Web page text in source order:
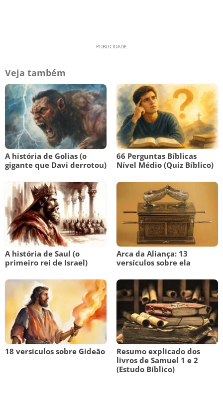
Veja também
A história de Golias (o
gigante que Davi derrotou)
66 Perguntas Bíblicas
Nível Médio (Quiz Bíblico)
A história de Saul (o
primeiro rei de Israel)
Arca da Aliança: 13
versículos sobre ela
18 versículos sobre Gideão
Resumo explicado dos
livros de Samuel 1 e 2
(Estudo Bíblico)